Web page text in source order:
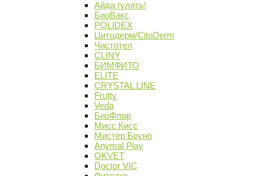
Айда гулять!
БиоВакс
POLIDEX
Цитодерм/CitoDerm
Чистотел
CLINY
БИМФИТО
ELITE
CRYSTAL LINE
Frutty
Veda
БиоФлор
Мисс Кисс
Мистер Бруно
Anymal Play
OKVET
Doctor VIC